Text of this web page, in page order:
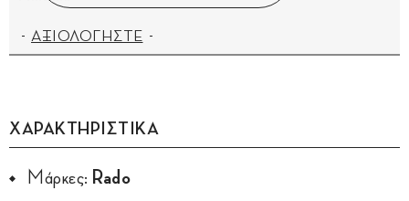
ΑΞΙΟΛΟΓΗΣΤΕ
ΧΑΡΑΚΤΗΡΙΣΤΙΚΑ
Μάρκες: Rado